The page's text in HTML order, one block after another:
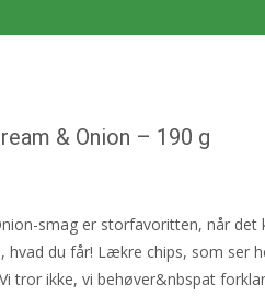
& Onion – 190 g
smag er storfavoritten, når det
hvad du får! Lækre chips, som ser
tror ikke, vi behøver&nbspat